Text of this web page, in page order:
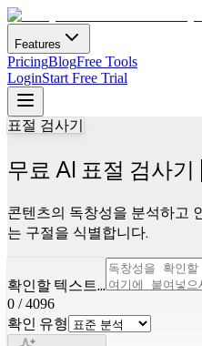
Features
PricingBlogFree Tools
LoginStart Free Trial
표절 검사기
무료 AI 표절 검사
콘텐츠의 독창성을 분석하고
는 구절을 식별합니다.
확인할 텍스트...
0 /4096
확인 유형